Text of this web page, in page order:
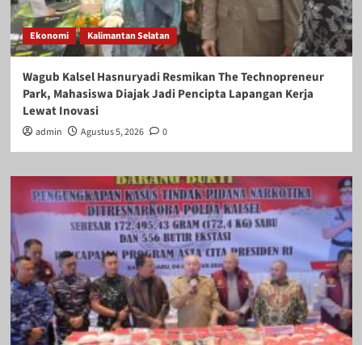
Ekonomi Kalimantan Selatan
Wagub Kalsel Hasnuryadi Resmikan The Technopreneur
Park, Mahasiswa Diajak Jadi Pencipta Lapangan Kerja
Lewat Inovasi
admin Agustus 5, 2026 0